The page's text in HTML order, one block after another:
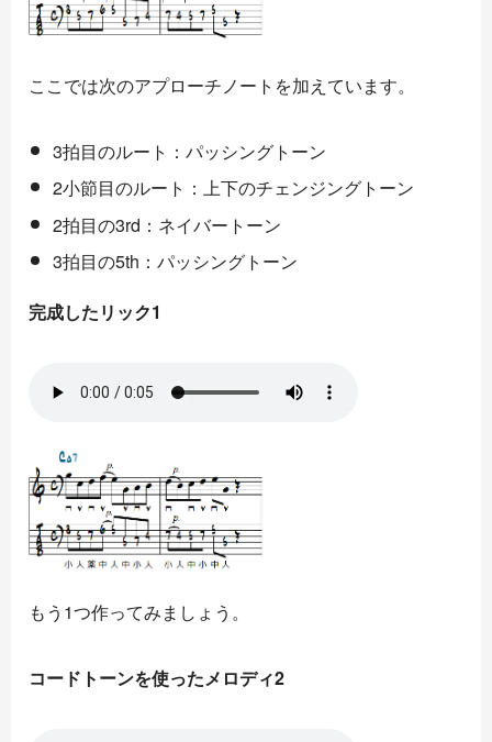
ここでは次のアプローチノートを加えています。
3拍目のルート：パッシングトーン
2小節目のルート：上下のチェンジングトーン
2拍目の3rd：ネイバートーン
3拍目の5th：パッシングトーン
完成したリック1
もう1つ作ってみましょう。
コードトーンを使ったメロディ2